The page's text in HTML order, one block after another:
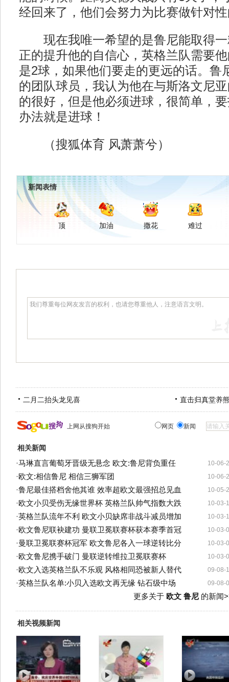
经回来了，他们会努力为比赛做针对
现在我唯一希望的是鲁尼能取得一
正的提升他的自信心，英格兰队需要
是2球，如果他们要走的更远的话。鲁
的团队球员，我认为他在与斯洛文尼
的很好，但是他必须进球，很简单，
办法就是进球！
（搜狐体育 风萧萧兮）
新闻表情
顶 加油 撒花 难过
二月二抬头龙见喜 直击归真堂养
上网从搜狗开始 网页 新闻
相关新闻
10-06-
·马琳直言葡萄牙晋级无悬念 欧文:鲁尼背负重任
10-06-
·欧文:相信鲁尼 相信三狮军团
10-05-
·鲁尼最佳搭档舍他其谁 效率超欧文最强招总见血
10-03-
·欧文小贝受伤无缘世界杯 英格兰队帅气指数大跌
10-03-
·英格兰队流年不利 欧文小贝缺席非战斗减员增加
10-03-
·欧文鲁尼联袂建功 曼联卫冕联赛杯获本赛季首冠
10-03-
·曼联卫冕联赛杯冠军 欧文鲁尼各入一球逆转比分
10-03-
·欧文鲁尼携手破门 曼联逆转维拉卫冕联赛杯
09-08-
·欧文入选英格兰队不乐观 风格相同恐被新人替代
09-08-
·英格兰队名单:小贝入选欧文再无缘 钻石级中场
更多关于 欧文 鲁尼的新闻
相关视频新闻